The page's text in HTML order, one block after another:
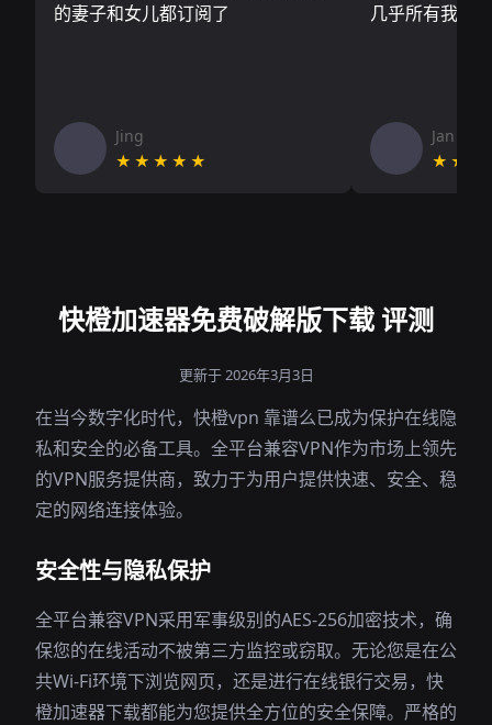
的妻子和女儿都订阅了
Jing
★★★★★
几乎所有我需
Jan V
快橙加速器免费破解版下载 评测
更新于 2026年3月3日
在当今数字化时代，快橙vpn 靠谱么已成为保护在线隐
私和安全的必备工具。全平台兼容VPN作为市场上领先
的VPN服务提供商，致力于为用户提供快速、安全、稳
定的网络连接体验。
安全性与隐私保护
全平台兼容VPN采用军事级别的AES-256加密技术，确
保您的在线活动不被第三方监控或窃取。无论您是在公
共Wi-Fi环境下浏览网页，还是进行在线银行交易，快
橙加速器下载都能为您提供全方位的安全保障。严格的